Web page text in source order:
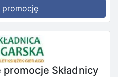
promocję
Składnicy